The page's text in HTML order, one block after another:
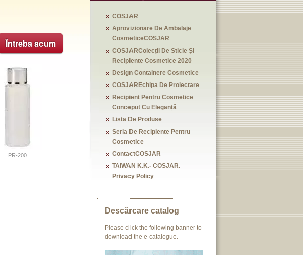
Întreba acum
PR-200
COSJAR
Aprovizionare De Ambalaje
CosmeticeCOSJAR
COSJARColecții De Sticle Și
Recipiente Cosmetice 2020
Design Containere Cosmetice
COSJAREchipa De Proiectare
Recipient Pentru Cosmetice
Conceput Cu Eleganță
Lista De Produse
Seria De Recipiente Pentru
Cosmetice
ContactCOSJAR
TAIWAN K.K.- COSJAR.
Privacy Policy
Descărcare catalog
Please click the following banner to
download the e-catalogue.